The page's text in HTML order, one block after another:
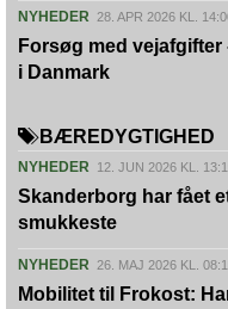
NYHEDER 28. APR 2026 KL.
Forsøg med
i Danmark
BÆREDYGTIGHED
NYHEDER 12. JUN 2026 KL.
Skanderborg har fået
smukkeste
NYHEDER 26. MAJ 2026 KL.
Mobilitet til Frokost: